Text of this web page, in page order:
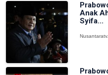
Anak
Syifa...